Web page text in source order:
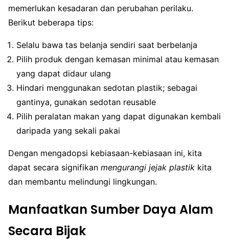
memerlukan kesadaran dan perubahan perilaku.
Berikut beberapa tips:
Selalu bawa tas belanja sendiri saat berbelanja
Pilih produk dengan kemasan minimal atau kemasan
yang dapat didaur ulang
Hindari menggunakan sedotan plastik; sebagai
gantinya, gunakan sedotan reusable
Pilih peralatan makan yang dapat digunakan kembali
daripada yang sekali pakai
Dengan mengadopsi kebiasaan-kebiasaan ini, kita
dapat secara signifikan mengurangi jejak plastik kita
dan membantu melindungi lingkungan.
Manfaatkan Sumber Daya Alam
Secara Bijak